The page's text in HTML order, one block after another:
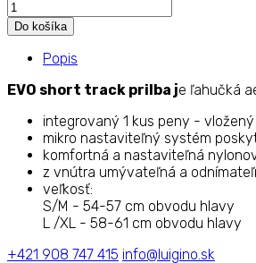
Popis
EVO short track prilba je ľahučká
integrovaný 1 kus peny -
mikro nastaviteľný systém
komfortná a nastaviteľná
z vnútra umývateľná a
veľkosť:
S/M - 54-57 cm obvodu hlavy
L /XL - 58-61 cm obvodu hlavy
+421 908 747 415 info@luigino.sk